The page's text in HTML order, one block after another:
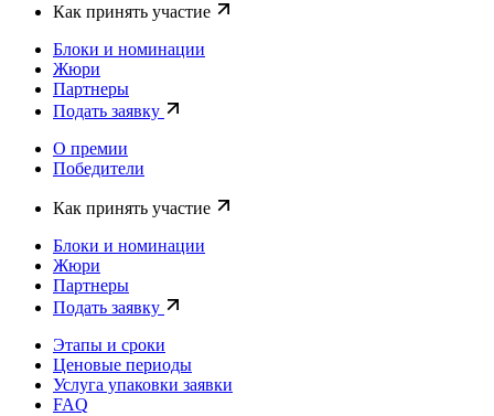
Как принять участие
Блоки и номинации
Жюри
Партнеры
Подать заявку
О премии
Победители
Как принять участие
Блоки и номинации
Жюри
Партнеры
Подать заявку
Этапы и сроки
Ценовые периоды
Услуга упаковки заявки
FAQ